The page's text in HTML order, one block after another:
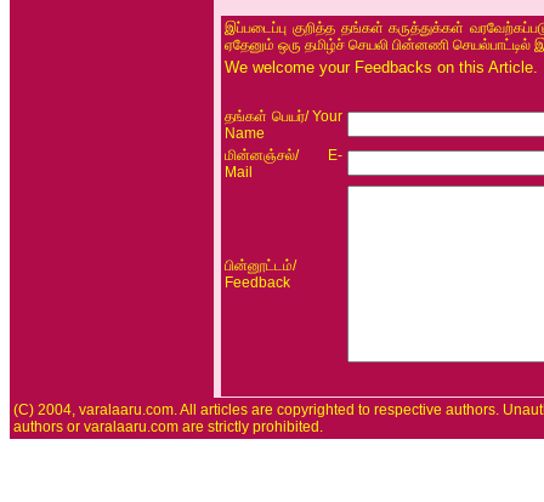
இப்படைப்பு குறித்த தங்கள் கருத்துக்கள்
ஏதேனும் ஒரு தமிழ்ச் செயலி பின்னணி செயல்பாட்டில்
We welcome your Feedbacks on this
தங்கள் பெயர்/ Your
Name
மின்னஞ்சல்/ E-
Mail
பின்னூட்டம்/
Feedback
(C) 2004, varalaaru.com. All articles are copyrighted to respective authors.
authors or varalaaru.com are strictly prohibited.